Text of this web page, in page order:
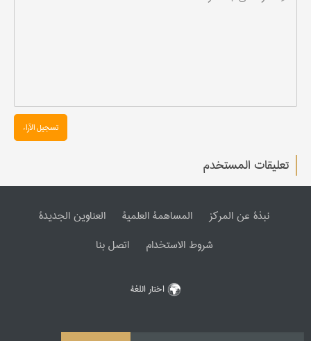
تسجیل الآراء
تعليقات المستخدم
نبذة عن المرکز المساهمة العلمیة
العناوین الجدیدة
شروط الاستخدام
اتصل بنا
اختار اللغة